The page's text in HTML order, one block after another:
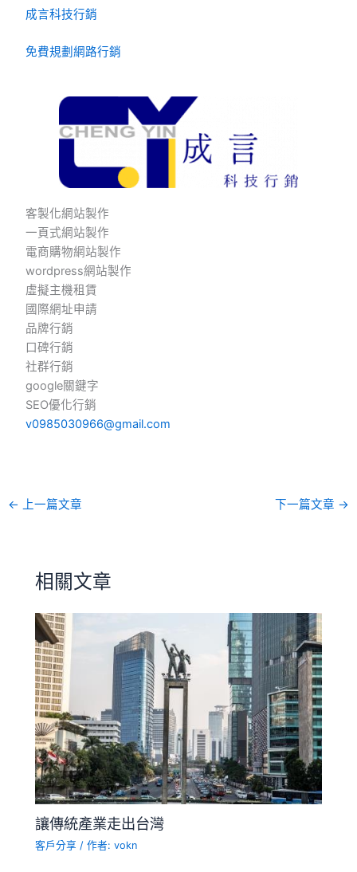
成言科技行銷
免費規劃網路行銷
客製化網站製作
一頁式網站製作
電商購物網站製作
wordpress網站製作
虛擬主機租賃
國際網址申請
品牌行銷
口碑行銷
社群行銷
google關鍵字
SEO優化行銷
v0985030966@gmail.com
← 上一篇文章 下一篇文章 →
相關文章
讓傳統產業走出台灣
客戶分享 / 作者:vokn